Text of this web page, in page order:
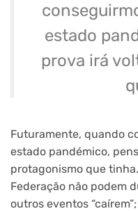
estado
prova irá
Futuramente, quando
estado pandémico,
protagonismo que
Federação não podem
outros eventos